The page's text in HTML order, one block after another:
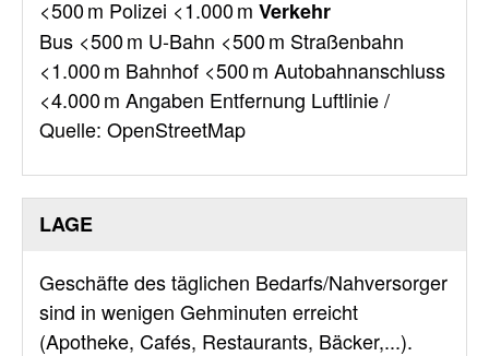
<500 m Polizei <1.000 m Verkehr
Bus <500 m U-Bahn <500 m Straßenbahn
<1.000 m Bahnhof <500 m Autobahnanschluss
<4.000 m Angaben Entfernung Luftlinie /
Quelle: OpenStreetMap
LAGE
Geschäfte des täglichen Bedarfs/Nahversorger
sind in wenigen Gehminuten erreicht
(Apotheke, Cafés, Restaurants, Bäcker,...).